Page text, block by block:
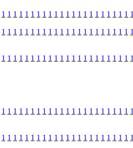
1 1 1 1 1 1 1 1 1 1 1 1 1 1 1 1 1 1 1 1 1 1 1
1 1 1 1 1 1 1 1 1 1 1 1 1 1 1 1 1 1 1 1 1 1 1
1 1 1 1 1 1 1 1 1 1 1 1 1 1 1 1 1 1 1 1 1 1 1
1 1 1 1 1 1 1 1 1 1 1 1 1 1 1 1 1 1 1 1 1 1 1
1 1 1 1 1 1 1 1 1 1 1 1 1 1 1 1 1 1 1 1 1 1 1